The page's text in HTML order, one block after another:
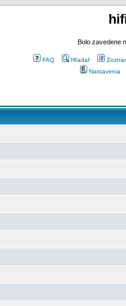
Bolo zavedene
FAQ Hľadať
Nastavenia